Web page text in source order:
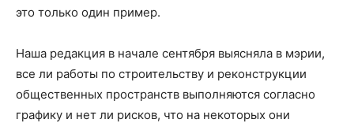
это только один пример.
Наша редакция в начале сентября выясняла в мэрии,
все ли работы по строительству и реконструкции
общественных пространств выполняются согласно
графику и нет ли рисков, что на некоторых они